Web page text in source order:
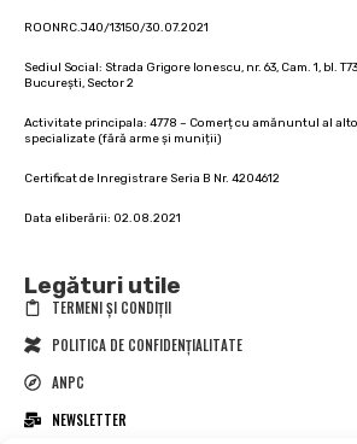
ROONRC.J40/13150/30.07.2021
Sediul Social: Strada Grigore Ionescu, nr. 63, Cam. 1, bl.
București, Sector 2
Activitate principala: 4778 – Comerț cu amănuntul al
specializate (fără arme și muniții)
Certificat de Inregistrare Seria B Nr. 4204612
Data eliberării: 02.08.2021
Legături utile
TERMENI ȘI CONDIȚII
POLITICA DE CONFIDENȚIALITATE
ANPC
NEWSLETTER